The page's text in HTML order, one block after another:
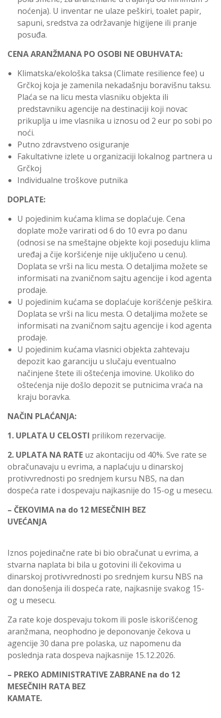
noćenja). U inventar ne ulaze peškiri, toalet papir,
sapuni, sredstva za održavanje higijene ili pranje
posuđa.
CENA ARANŽMANA PO OSOBI NE OBUHVATA:
Klimatska/ekološka taksa (Climate resilience fee) u
Grčkoj koja je zamenila nekadašnju boravišnu taksu.
Plaća se na licu mesta vlasniku objekta ili
predstavniku agencije na destinaciji koji novac
prikuplja u ime vlasnika u iznosu od 2 eur po sobi po
noći.
Putno zdravstveno osiguranje
Fakultativne izlete u organizaciji lokalnog partnera u
Grčkoj
Individualne troškove putnika
DOPLATE:
U pojedinim kućama klima se doplaćuje. Cena
doplate može varirati od 6 do 10 evra po danu
(odnosi se na smeštajne objekte koji poseduju klima
uređaj a čije koršićenje nije uključeno u cenu).
Doplata se vrši na licu mesta. O detaljima možete se
informisati na zvaničnom sajtu agencije i kod agenta
prodaje.
U pojedinim kućama se doplaćuje korišćenje peškira.
Doplata se vrši na licu mesta. O detaljima možete se
informisati na zvaničnom sajtu agencije i kod agenta
prodaje.
U pojedinim kućama vlasnici objekta zahtevaju
depozit kao garanciju u slučaju eventualno
načinjene štete ili oštećenja imovine. Ukoliko do
oštećenja nije došlo depozit se putnicima vraća na
kraju boravka.
NAČIN PLAĆANJA:
1. UPLATA U CELOSTI prilikom rezervacije.
2. UPLATA NA RATE uz akontaciju od 40%. Sve rate se
obračunavaju u evrima, a naplaćuju u dinarskoj
protivvrednosti po srednjem kursu NBS, na dan
dospeća rate i dospevaju najkasnije do 15-og u mesecu.
– ČEKOVIMA na do 12 MESEČNIH BEZ
UVEĆANJA
Iznos pojedinačne rate bi bio obračunat u evrima, a
stvarna naplata bi bila u gotovini ili čekovima u
dinarskoj protivvrednosti po srednjem kursu NBS na
dan donošenja ili dospeća rate, najkasnije svakog 15-
og u mesecu.
Za rate koje dospevaju tokom ili posle iskorišćenog
aranžmana, neophodno je deponovanje čekova u
agencije 30 dana pre polaska, uz napomenu da
poslednja rata dospeva najkasnije 15.12.2026.
– PREKO ADMINISTRATIVE ZABRANE na do 12
MESEČNIH RATA BEZ
KAMATE.